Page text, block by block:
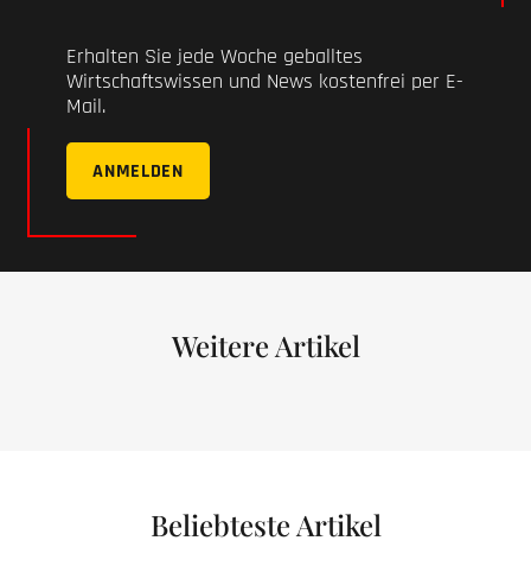
Erhalten Sie jede Woche geballtes
Wirtschaftswissen und News kostenfrei per E-
Mail.
ANMELDEN
Weitere Artikel
Beliebteste Artikel